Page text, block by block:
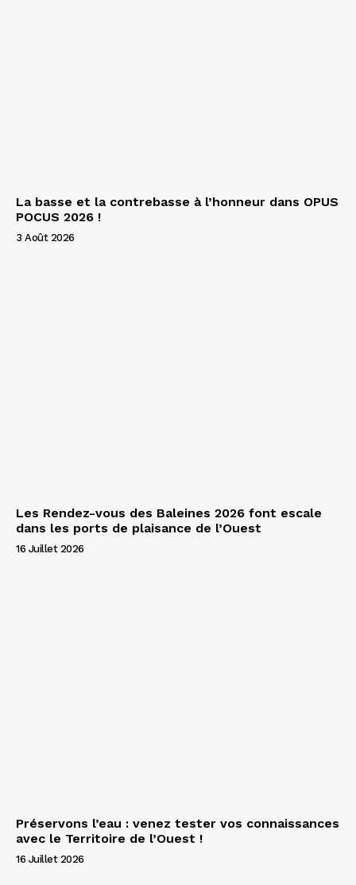
La basse et la contrebasse à l’honneur dans OPUS
POCUS 2026 !
3 Août 2026
Les Rendez-vous des Baleines 2026 font escale
dans les ports de plaisance de l’Ouest
16 Juillet 2026
Préservons l’eau : venez tester vos connaissances
avec le Territoire de l’Ouest !
16 Juillet 2026